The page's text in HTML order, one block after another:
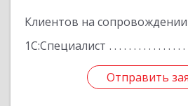
Клиентов на сопровождении
1С:Специалист
Отправить
Отправить